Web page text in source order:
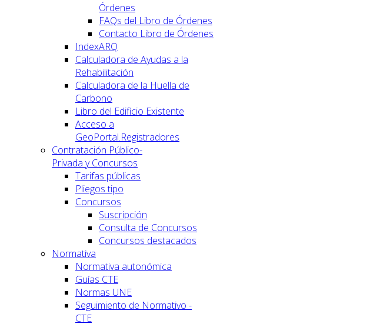
Órdenes
FAQs del Libro de Órdenes
Contacto Libro de Órdenes
IndexARQ
Calculadora de Ayudas a la
Rehabilitación
Calculadora de la Huella de
Carbono
Libro del Edificio Existente
Acceso a
GeoPortal.Registradores
Contratación Público-
Privada y Concursos
Tarifas públicas
Pliegos tipo
Concursos
Suscripción
Consulta de Concursos
Concursos destacados
Normativa
Normativa autonómica
Guías CTE
Normas UNE
Seguimiento de Normativo -
CTE